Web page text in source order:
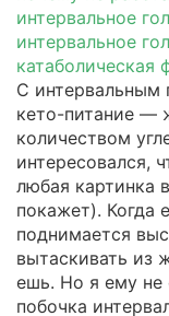
интервальное
интервальное
катаболическая
С интервальным
кето-питание —
количеством
интересовался,
любая картинка
покажет). Когда
поднимается
вытаскивать из
ешь. Но я ему не
побочка